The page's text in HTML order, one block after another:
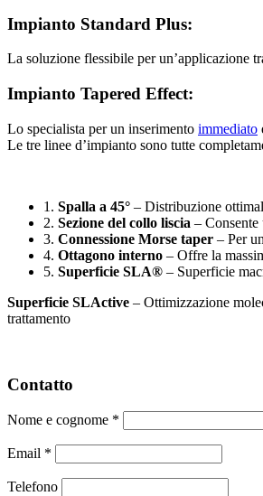
Impianto Standard Plus:
La soluzione flessibile per un’applicazione
Impianto Tapered Effect:
Lo specialista per un inserimento immediato
Le tre linee d’impianto sono tutte
1. Spalla a 45° – Distribuzione
2. Sezione del collo liscia – Consente
3. Connessione Morse taper – Per
4. Ottagono interno – Offre la
5. Superficie SLA® – Superficie
Superficie SLActive – Ottimizzazione
trattamento
Contatto
Nome e cognome *
Email *
Telefono